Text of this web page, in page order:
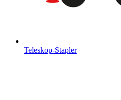
Teleskop-Stapler